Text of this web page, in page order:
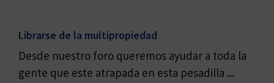
Librarse de la multipropiedad
Desde nuestro foro queremos ayudar a toda la
gente que este atrapada en esta pesadilla ...